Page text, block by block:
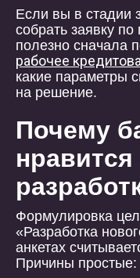
Если вы в стадии
собрать заявку
полезно сначала
рабочее
какие параметры
на решение.
Почему
нравится
Формулировка
«Разработка
анкетах
Причины простые: